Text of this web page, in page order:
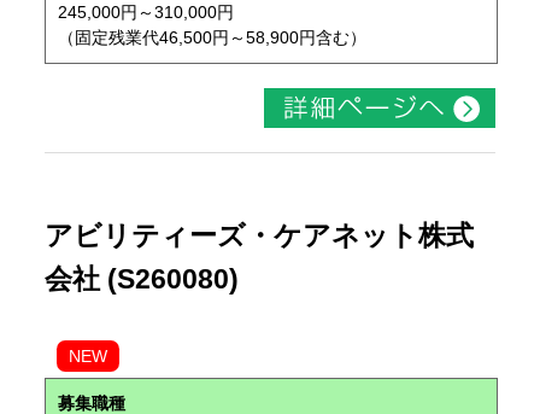
245,000円～310,000円
（固定残業代46,500円～58,900円含む）
アビリティーズ・ケアネット株式
会社 (S260080)
NEW
募集職種